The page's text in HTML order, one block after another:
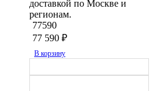
доставкой по Москве и
регионам.
77590
77 590 ₽
В корзину